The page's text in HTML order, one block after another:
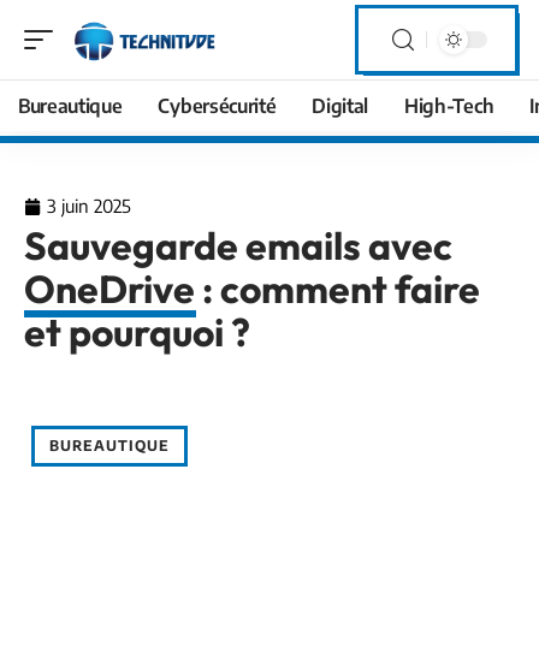
Bureautique Cybersécurité Digital High-Tech
3 juin 2025
Sauvegarde emails avec
OneDrive : comment faire
et pourquoi ?
BUREAUTIQUE